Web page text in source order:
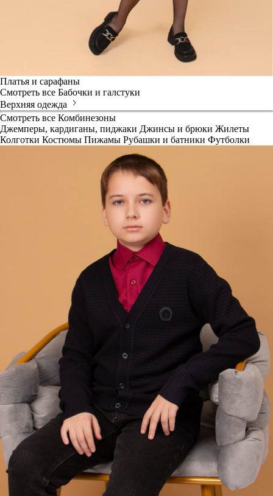
Платья и сарафаны
Смотреть все Бабочки и галстуки
Верхняя одежда
Смотреть все Комбинезоны
Джемперы, кардиганы, пиджаки Джинсы и брюки Жилеты
Колготки Костюмы Пижамы Рубашки и батники Футболки